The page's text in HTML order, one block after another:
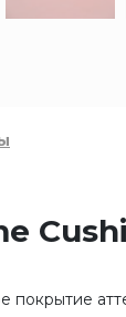
покрытие